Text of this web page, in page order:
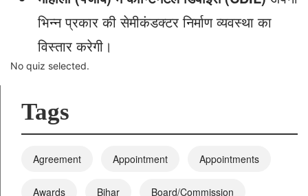
भिन्न प्रकार की सेमीकंडक्टर निर्माण व्यवस्था का
विस्तार करेगी।
No quiz selected.
Tags
Agreement Appointment Appointments
Awards Bihar Board/Commission